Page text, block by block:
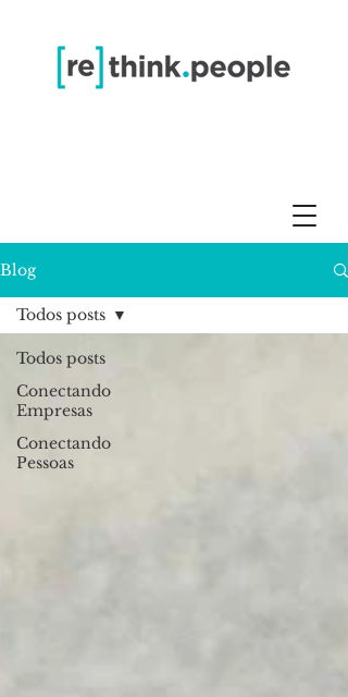
Blog
Todos posts
Conectando
Empresas
Conectando
Pessoas
Todos posts